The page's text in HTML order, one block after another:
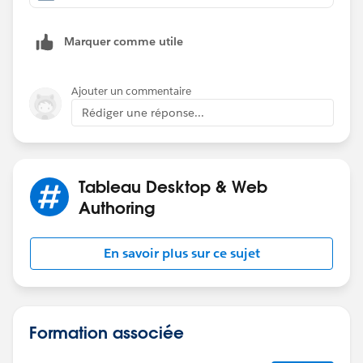
Please see attached workbook. If this post answers
your question, please mark as best answer to help
Mavis
Marquer comme utile
Ajouter un commentaire
Rédiger une réponse...
Tableau Desktop & Web
Authoring
En savoir plus sur ce sujet
Formation associée